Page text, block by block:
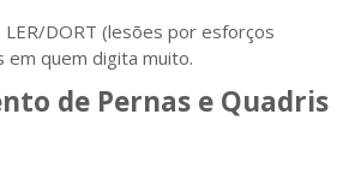
LER/DORT (lesões por esforços
quem digita muito.
de Pernas e Quadris